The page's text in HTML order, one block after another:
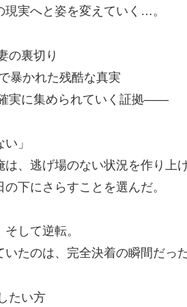
現実へと姿を変えていく…。
の裏切り
暴かれた残酷な真実
実に集められていく証拠――
」
は、逃げ場のない状況を作り上げ
下にさらすことを選んだ。
して逆転。
いたのは、完全決着の瞬間だっ
たい方